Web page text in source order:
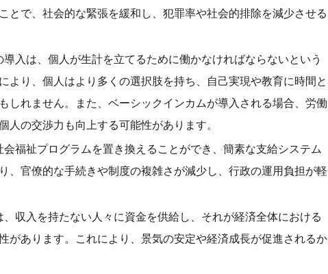
とで、社会的な緊張を緩和し、犯罪率や社会的排除を減少させる
入は、個人が生計を立てるために働かなければならないという
より、個人はより多くの選択肢を持ち、自己実現や教育に時間と
しれません。また、ベーシックインカムが導入される場合、労働
人の交渉力も向上する可能性があります。
福祉プログラムを置き換えることができ、簡素な支給システム
、官僚的な手続きや制度の複雑さが減少し、行政の運用負担が軽
収入を持たない人々に資金を供給し、それが経済全体における
があります。これにより、景気の安定や経済成長が促進されるか